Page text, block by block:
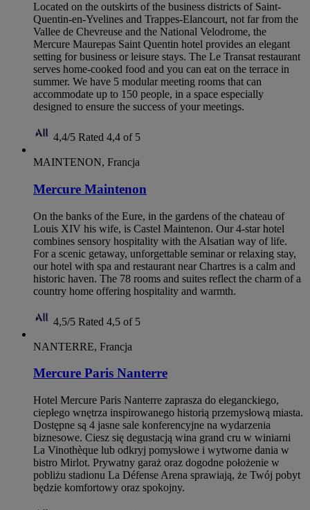
Located on the outskirts of the business districts of Saint-
Quentin-en-Yvelines and Trappes-Elancourt, not far from the
Vallee de Chevreuse and the National Velodrome, the
Mercure Maurepas Saint Quentin hotel provides an elegant
setting for business or leisure stays. The Le Transat restaurant
serves home-cooked food and you can eat on the terrace in
summer. We have 5 modular meeting rooms that can
accommodate up to 150 people, in a space especially
designed to ensure the success of your meetings.
4,4/5 Rated 4,4 of 5
MAINTENON, Francja
Mercure Maintenon
On the banks of the Eure, in the gardens of the chateau of
Louis XIV his wife, is Castel Maintenon. Our 4-star hotel
combines sensory hospitality with the Alsatian way of life.
For a scenic getaway, unforgettable seminar or relaxing stay,
our hotel with spa and restaurant near Chartres is a calm and
historic haven. The 78 rooms and suites reflect the charm of a
country home offering hospitality and warmth.
4,5/5 Rated 4,5 of 5
NANTERRE, Francja
Mercure Paris Nanterre
Hotel Mercure Paris Nanterre zaprasza do eleganckiego,
ciepłego wnętrza inspirowanego historią przemysłową miasta.
Dostępne są 4 jasne sale konferencyjne na wydarzenia
biznesowe. Ciesz się degustacją wina grand cru w winiarni
La Vinothèque lub odkryj pomysłowe i wytworne dania w
bistro Mirlot. Prywatny garaż oraz dogodne położenie w
pobliżu stadionu La Défense Arena sprawiają, że Twój pobyt
będzie komfortowy oraz spokojny.